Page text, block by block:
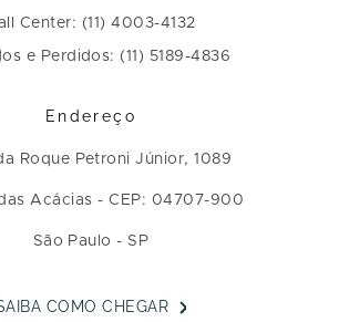
Center: (11) 4003-4132
e Perdidos: (11) 5189-4836
Endereço
Roque Petroni Júnior, 1089
Acácias - CEP: 04707-900
São Paulo - SP
COMO CHEGAR